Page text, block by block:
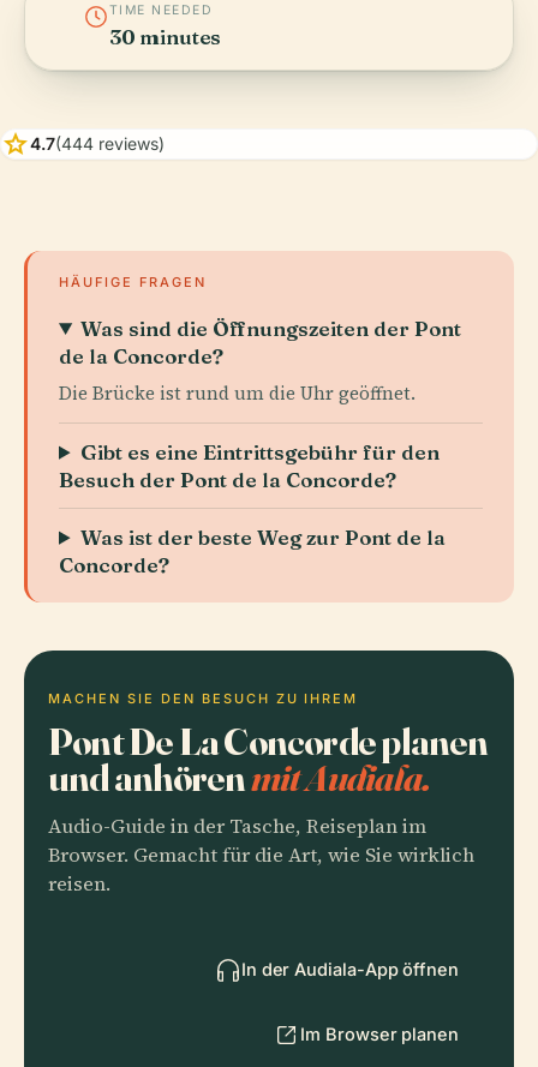
TIME NEEDED
30 minutes
star4.7(444 reviews)
HÄUFIGE FRAGEN
Was sind die Öffnungszeiten der Pont
de la Concorde?
Die Brücke ist rund um die Uhr geöffnet.
Gibt es eine Eintrittsgebühr für den
Besuch der Pont de la Concorde?
Was ist der beste Weg zur Pont de la
Concorde?
MACHEN SIE DEN BESUCH ZU IHREM
Pont De La Concorde planen
und anhörenmit Audiala.
Audio-Guide in der Tasche, Reiseplan im
Browser. Gemacht für die Art, wie Sie wirklich
reisen.
In der Audiala-App öffnen
Im Browser planen